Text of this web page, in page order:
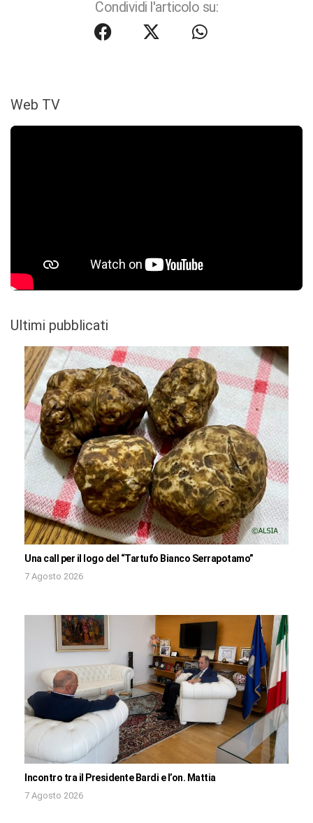
Condividi l'articolo su:
Web TV
Ultimi pubblicati
Una call per il logo del “Tartufo Bianco Serrapotamo”
7 Agosto 2026
Incontro tra il Presidente Bardi e l’on. Mattia
7 Agosto 2026